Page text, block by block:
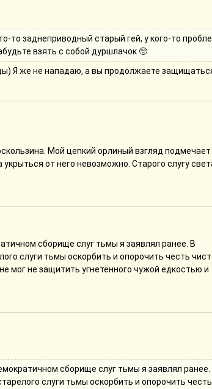
то заднеприводный старый гей, у кого-то
взять с собой дуршлачок 🥺
Я же не нападаю, а вы продолжаете
Мой цепкий орлиный взгляд
от него невозможно. Старого слугу
сборище слуг тьмы я заявлял ранее. В
слуги тьмы оскорбить и опорочить честь
мог не защитить угнетённого чужой едкостью и
сборище слуг тьмы я заявлял ранее.
слуги тьмы оскорбить и опорочить честь